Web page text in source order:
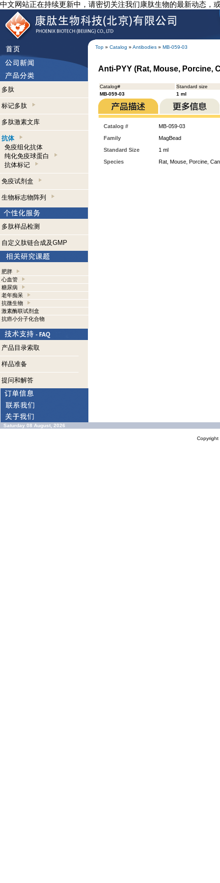
中文网站正在持续更新中，请密切关注我们康肽生物的最新动态，
Top » Catalog » Antibodies » MB-059-03
多肽
标记多肽
多肽激素文库
抗体
免疫组化抗体
纯化免疫球蛋白
抗体标记
免疫试剂盒
生物标志物阵列
多肽样品检测
自定义肽链合成及GMP
肥胖
心血管
糖尿病
老年痴呆
抗微生物
激素酶联试剂盒
抗癌小分子化合物
产品目录索取
样品准备
提问和解答
Anti-PYY (Rat, Mouse, Porcine,
Catalog#
Standard size
MB-059-03
1 ml
Catalog #
MB-059-03
Family
MagBead
Standard Size
1 ml
Species
Rat, Mouse, Porcine,
Saturday 08 August, 2026